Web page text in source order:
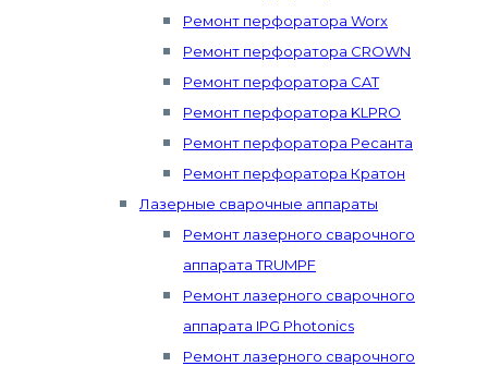
Ремонт перфоратора Worx
Ремонт перфоратора CROWN
Ремонт перфоратора CAT
Ремонт перфоратора KLPRO
Ремонт перфоратора Ресанта
Ремонт перфоратора Кратон
Лазерные сварочные аппараты
Ремонт лазерного сварочного
аппарата TRUMPF
Ремонт лазерного сварочного
аппарата IPG Photonics
Ремонт лазерного сварочного